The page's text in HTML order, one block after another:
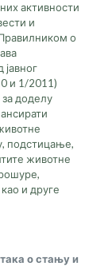
активности
и
о
и 1/2011)
доделу
подстицање,
животне
и друге
о стању и